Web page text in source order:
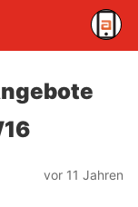
vor 11 Jahren